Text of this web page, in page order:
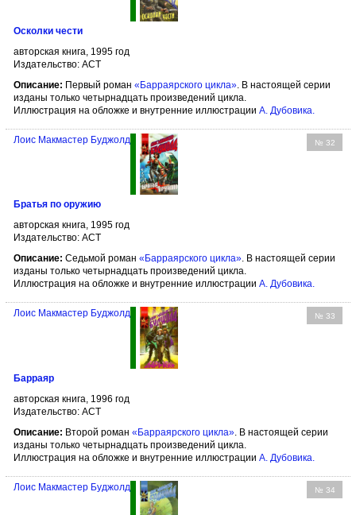
Осколки чести
авторская книга, 1995 год
Издательство: АСТ
Описание: Первый роман «Барраярского цикла» . В настоящей серии
изданы только четырнадцать произведений цикла.
Иллюстрация на обложке и внутренние иллюстрации А. Дубовика
№ 32
Лоис Макмастер Буджолд
Братья по оружию
авторская книга, 1995 год
Издательство: АСТ
Описание: Седьмой роман «Барраярского цикла». В настоящей серии
изданы только четырнадцать произведений цикла.
Иллюстрация на обложке и внутренние иллюстрации А. Дубовика.
№ 33
Лоис Макмастер Буджолд
Барраяр
авторская книга, 1996 год
Издательство: АСТ
Описание: Второй роман «Барраярского цикла» . В настоящей серии
изданы только четырнадцать произведений цикла.
Иллюстрация на обложке и внутренние иллюстрации А. Дубовика
№ 34
Лоис Макмастер Буджолд